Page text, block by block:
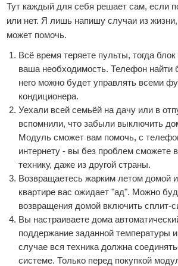
Тут каждый для себя решает сам, если
или нет. Я лишь напишу случаи из жизни,
может помочь.
Всё время теряете пульты, тогда
ваша необходимость. Телефон найти
него можно будет управлять всеми
кондиционера.
Уехали всей семьёй на дачу или в
вспомнили, что забыли выключить
Модуль сможет вам помочь, с
интернету - вы без проблем сможете
технику, даже из другой страны.
Возвращаетесь жарким летом домой
квартире вас ожидает "ад". Можно
возвращения домой включить сплит-
Вы настраиваете дома
поддержание заданной температуры
случае вся техника должна
системе. Только перед покупкой